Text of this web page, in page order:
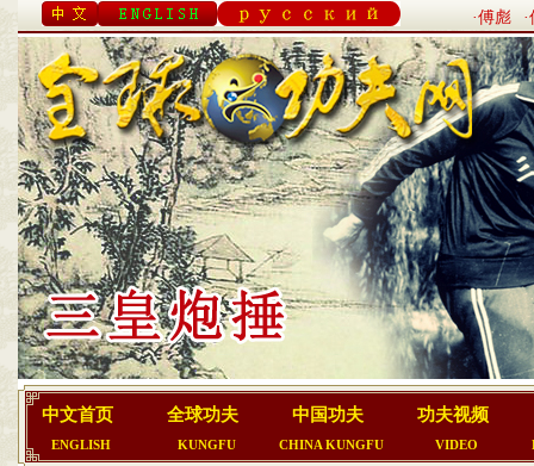
·傅彪
中文首页
ENGLISH
全球功夫
KUNGFU
中国功夫
CHINA KUNGFU
功夫视频
VIDEO